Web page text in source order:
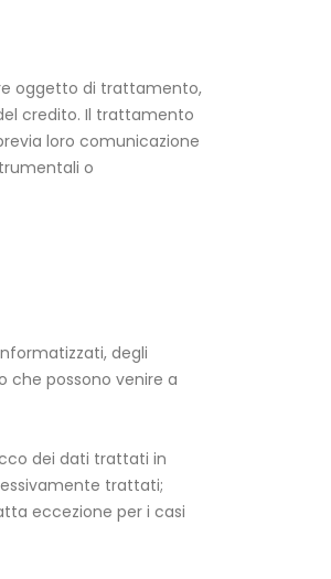
oggetto di trattamento,
credito. Il trattamento
loro comunicazione
o
degli
che possono venire a
dei dati trattati in
trattati;
eccezione per i casi